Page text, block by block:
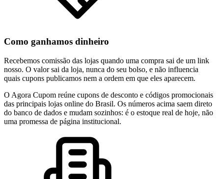
Como ganhamos dinheiro
Recebemos comissão das lojas quando uma compra sai de um link
nosso. O valor sai da loja, nunca do seu bolso, e não influencia
quais cupons publicamos nem a ordem em que eles aparecem.
O Agora Cupom reúne cupons de desconto e códigos promocionais
das principais lojas online do Brasil. Os números acima saem direto
do banco de dados e mudam sozinhos: é o estoque real de hoje, não
uma promessa de página institucional.